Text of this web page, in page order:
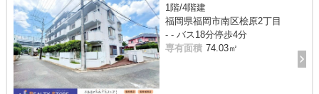
1階/4階建
福岡県福岡市南区桧原2丁目
- - バス18分停歩4分
専有面積 74.03㎡